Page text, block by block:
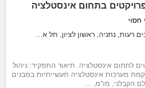
בתחום אינסטלציה
חסוי
נתניה, ראשון לציון, תל אביב יפו
לתחום אינסטלציה. תיאור התפקיד: ניהול
מערכות אינסטלציה תעשייתיות במבנים
הקבלני, מו"מ, ...